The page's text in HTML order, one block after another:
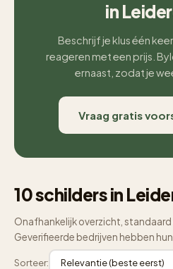
in
Beschrijf je klus één
reageren met een prijs.
ernaast, zodat je
Vraag gratis
10 schilders in
Onafhankelijk overzicht,
Geverifieerde bedrijven hebben
Sorteer: